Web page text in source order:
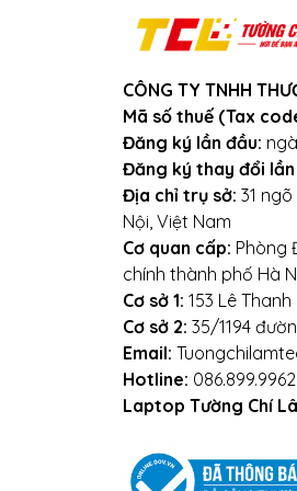
Tắt máy khi
CÔNG TY TNHH
Mã số thuế (Tax
Đăng ký lần đầu:
Đăng ký thay đổi lần
Địa chỉ trụ sở: 31
Nội, Việt Nam
Cơ quan cấp: Phòng
chính thành phố Hà
Cơ sở 1: 153 Lê
Cơ sở 2: 35/1194
Email:
Hotline:
Laptop Tường Chí